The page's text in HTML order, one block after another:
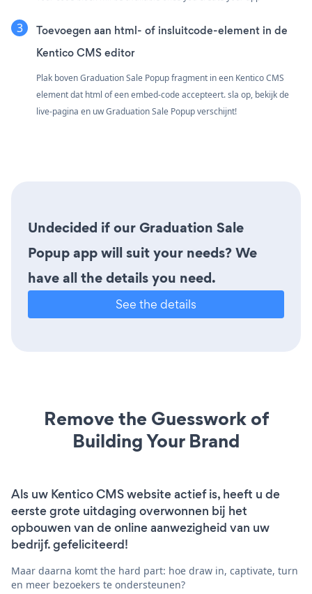
Toevoegen aan html- of insluitcode-element in de
Kentico CMS editor
Plak boven Graduation Sale Popup fragment in een Kentico CMS
element dat html of een embed-code accepteert. sla op, bekijk de
live-pagina en uw Graduation Sale Popup verschijnt!
Undecided if our Graduation Sale
Popup app will suit your needs? We
have all the details you need.
See the details
Remove the Guesswork of
Building Your Brand
Als uw Kentico CMS website actief is, heeft u de
eerste grote uitdaging overwonnen bij het
opbouwen van de online aanwezigheid van uw
bedrijf. gefeliciteerd!
Maar daarna komt the hard part: hoe draw in, captivate, turn
en meer bezoekers te ondersteunen?